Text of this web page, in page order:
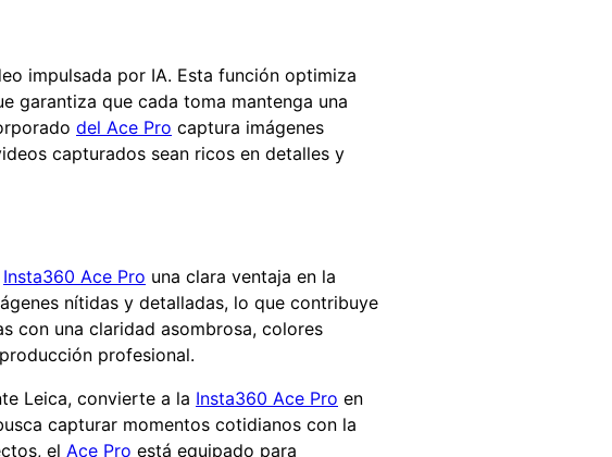
impulsada por IA. Esta función optimiza
garantiza que cada toma mantenga una
del Ace Pro captura imágenes
capturados sean ricos en detalles y
Insta360 Ace Pro una clara ventaja en la
nítidas y detalladas, lo que contribuye
con una claridad asombrosa, colores
profesional.
Leica, convierte a la Insta360 Ace Pro en
capturar momentos cotidianos con la
el Ace Pro está equipado para